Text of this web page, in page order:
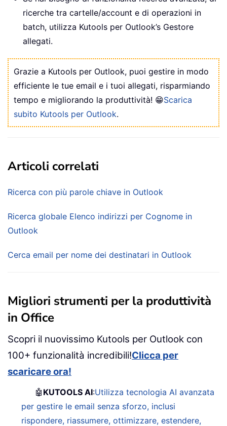
ricerche tra cartelle/account e di operazioni in
batch, utilizza Kutools per Outlook’s Gestore
allegati.
Grazie a Kutools per Outlook, puoi gestire in modo
efficiente le tue email e i tuoi allegati, risparmiando
tempo e migliorando la produttività! 😁Scarica
subito Kutools per Outlook.
Articoli correlati
Ricerca con più parole chiave in Outlook
Ricerca globale Elenco indirizzi per Cognome in
Outlook
Cerca email per nome dei destinatari in Outlook
Migliori strumenti per la produttività
in Office
Scopri il nuovissimo Kutools per Outlook con
100+ funzionalità incredibili!Clicca per
scaricare ora!
🤖 KUTOOLS AI:Utilizza tecnologia AI avanzata
per gestire le email senza sforzo, inclusi
rispondere, riassumere, ottimizzare, estendere,